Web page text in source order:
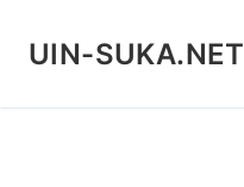
content
UIN-SUKA.NET